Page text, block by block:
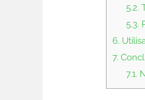
5.2.
5.3.
6.
7.
7.1.